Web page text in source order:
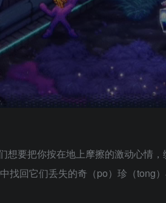
想要把你按在地上摩擦的激动心情
找回它们丢失的奇（po）珍（tong